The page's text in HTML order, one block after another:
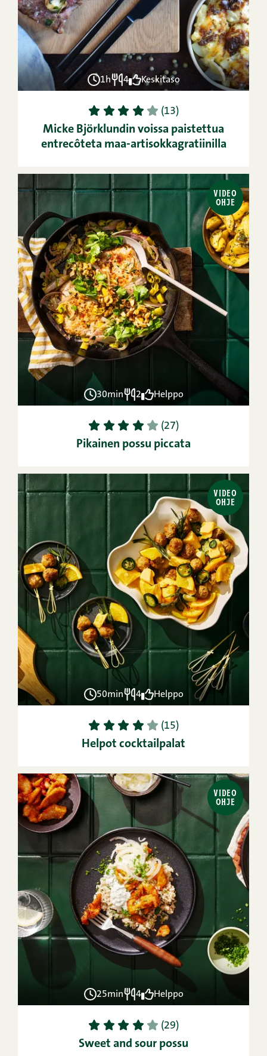
1h 4 Keskitaso
1 2 3 4 5 (13)
Micke Björklundin voissa paistettua
entrecôteta maa-artisokkagratiinilla
VIDEO
OHJE
30min 2 Helppo
1 2 3 4 5 (27)
Pikainen possu piccata
VIDEO
OHJE
50min 4 Helppo
1 2 3 4 5 (15)
Helpot cocktailpalat
VIDEO
OHJE
25min 4 Helppo
1 2 3 4 5 (29)
Sweet and sour possu